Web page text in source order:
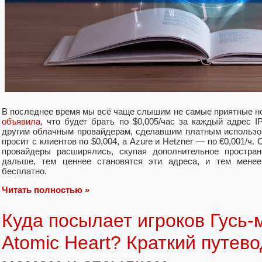
В последнее время мы всё чаще слышим не самые приятные
объявила, что будет брать по $0,005/час за каждый адрес
другим облачным провайдерам, сделавшим платным
просит с клиентов по $0,004, а Azure и Hetzner — по €0,001/ч.
провайдеры расширялись, скупая дополнительное
дальше, тем ценнее становятся эти адреса, и тем менее
бесплатно.
Читать полностью »
Куда посылает игроков
Atomic Heart? Краткий